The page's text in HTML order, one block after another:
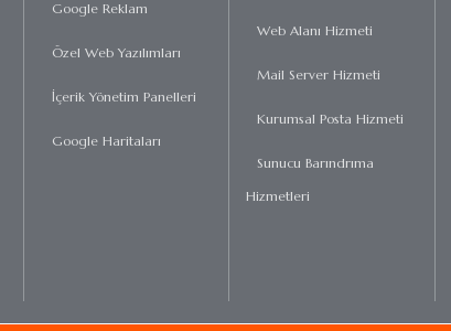
Google Reklam
Özel Web Yazılımları
İçerik Yönetim Panelleri
Google Haritaları
Web Alanı Hizmeti
Mail Server Hizmeti
Kurumsal Posta Hizmeti
Sunucu Barındrıma
Hizmetleri